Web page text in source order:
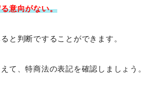
意向がない。
と判断ですることができます。
て、特商法の表記を確認しましょう。